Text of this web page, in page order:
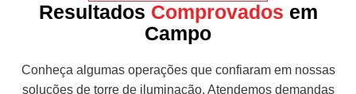
Resultados Comprovados em
Campo
Conheça algumas operações que confiaram em nossas
soluções de torre de iluminação. Atendemos demandas